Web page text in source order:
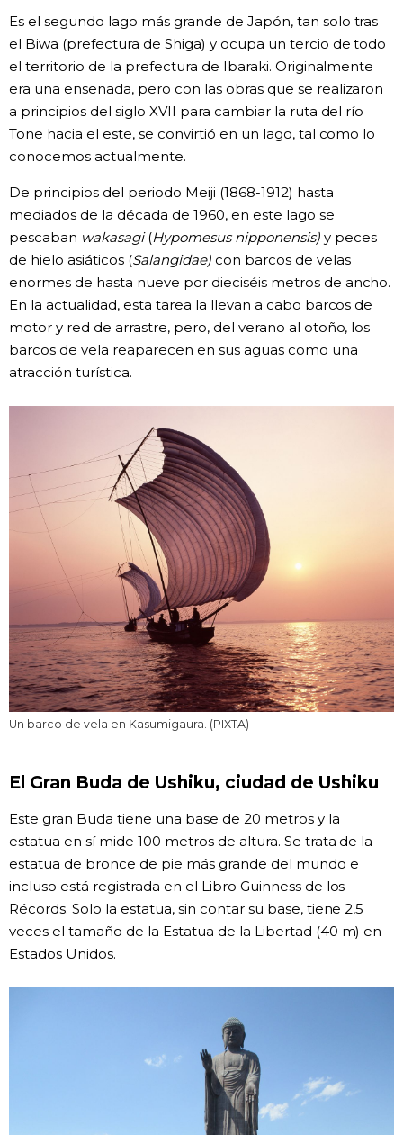
Es el segundo lago más grande de Japón, tan solo tras
el Biwa (prefectura de Shiga) y ocupa un tercio de todo
el territorio de la prefectura de Ibaraki. Originalmente
era una ensenada, pero con las obras que se realizaron
a principios del siglo XVII para cambiar la ruta del río
Tone hacia el este, se convirtió en un lago, tal como lo
conocemos actualmente.
De principios del periodo Meiji (1868-1912) hasta
mediados de la década de 1960, en este lago se
pescaban wakasagi(Hypomesus nipponensis) y peces
de hielo asiáticos (Salangidae) con barcos de velas
enormes de hasta nueve por dieciséis metros de ancho.
En la actualidad, esta tarea la llevan a cabo barcos de
motor y red de arrastre, pero, del verano al otoño, los
barcos de vela reaparecen en sus aguas como una
atracción turística.
Un barco de vela en Kasumigaura. (PIXTA)
El Gran Buda de Ushiku, ciudad de Ushiku
Este gran Buda tiene una base de 20 metros y la
estatua en sí mide 100 metros de altura. Se trata de la
estatua de bronce de pie más grande del mundo e
incluso está registrada en el Libro Guinness de los
Récords. Solo la estatua, sin contar su base, tiene 2,5
veces el tamaño de la Estatua de la Libertad (40 m) en
Estados Unidos.